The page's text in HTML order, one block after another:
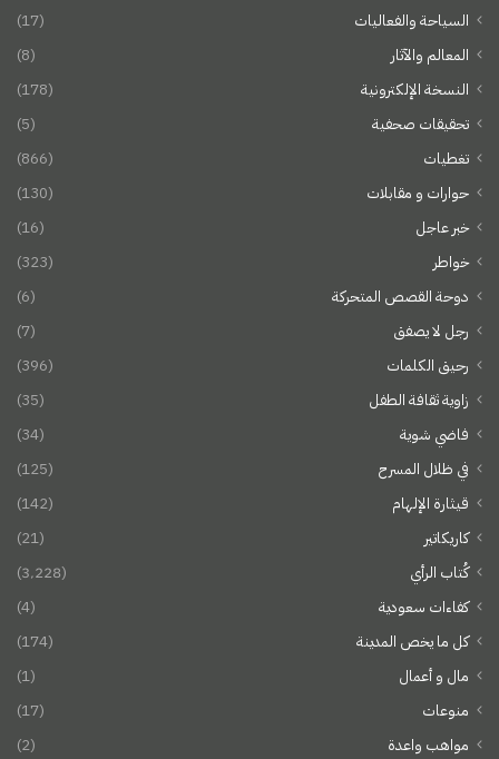
السياحة والفعاليات
(17)
المعالم والآثار
(8)
النسخة الإلكترونية
(178)
تحقيقات صحفية
(5)
تغطيات
(866)
حوارات و مقابلات
(130)
خبر عاجل
(16)
خواطر
(323)
دوحة القصص المتحركة
(6)
رجل لا يصفق
(7)
رحيق الكلمات
(396)
زاوية ثقافة الطفل
(35)
فاضي شوية
(34)
في ظلال المسرح
(125)
قيثارة الإلهام
(142)
كاريكاتير
(21)
كُتاب الرأي
(3٬228)
كفاءات سعودية
(4)
كل ما يخص المدينة
(174)
مال و أعمال
(1)
منوعات
(17)
مواهب واعدة
(2)